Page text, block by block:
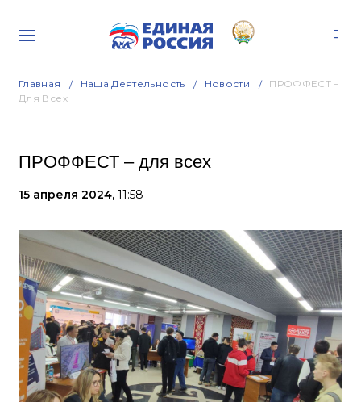
Главная Наша Деятельность Новости
ПРОФФЕСТ –
Для Всех
ПРОФФЕСТ – для всех
15 апреля 2024, 11:58